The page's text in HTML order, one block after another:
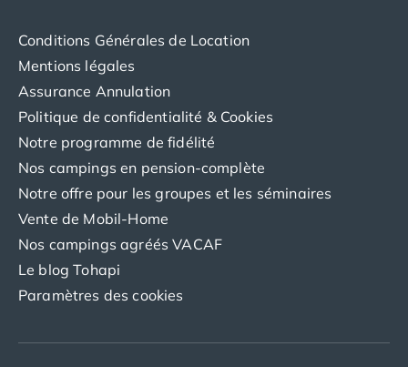
Conditions Générales de Location
Mentions légales
Assurance Annulation
Politique de confidentialité & Cookies
Notre programme de fidélité
Nos campings en pension-complète
Notre offre pour les groupes et les séminaires
Vente de Mobil-Home
Nos campings agréés VACAF
Le blog Tohapi
Paramètres des cookies